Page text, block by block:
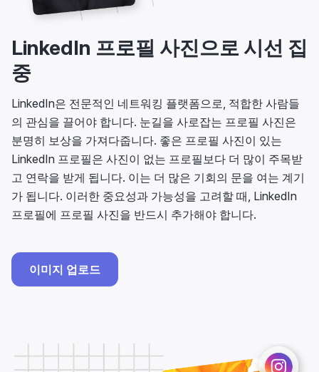
LinkedIn 프로필 사진으로 시선 집
중
LinkedIn은 전문적인 네트워킹 플랫폼으로, 적합한 사람들
의 관심을 끌어야 합니다. 눈길을 사로잡는 프로필 사진은
분명히 보상을 가져다줍니다. 좋은 프로필 사진이 있는
LinkedIn 프로필은 사진이 없는 프로필보다 더 많이 주목받
고 연락을 받게 됩니다. 이는 더 많은 기회의 문을 여는 계기
가 됩니다. 이러한 중요성과 가능성을 고려할 때, LinkedIn
프로필에 프로필 사진을 반드시 추가해야 합니다.
이미지 업로드